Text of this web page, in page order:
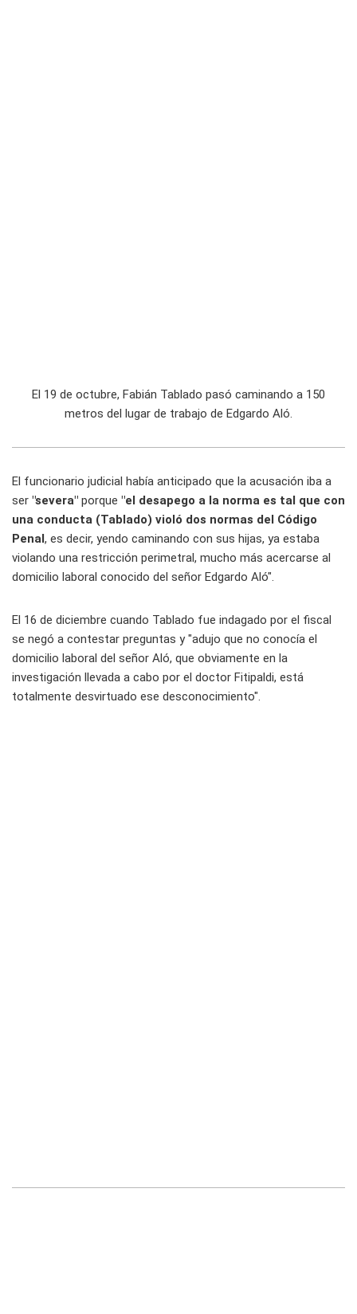
El 19 de octubre, Fabián Tablado pasó caminando a 150
metros del lugar de trabajo de Edgardo Aló.
El funcionario judicial había anticipado que la acusación iba a
ser "severa" porque "el desapego a la norma es tal que con
una conducta (Tablado) violó dos normas del Código
Penal, es decir, yendo caminando con sus hijas, ya estaba
violando una restricción perimetral, mucho más acercarse al
domicilio laboral conocido del señor Edgardo Aló".
El 16 de diciembre cuando Tablado fue indagado por el fiscal
se negó a contestar preguntas y "adujo que no conocía el
domicilio laboral del señor Aló, que obviamente en la
investigación llevada a cabo por el doctor Fitipaldi, está
totalmente desvirtuado ese desconocimiento".